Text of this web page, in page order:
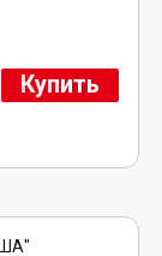
Купить